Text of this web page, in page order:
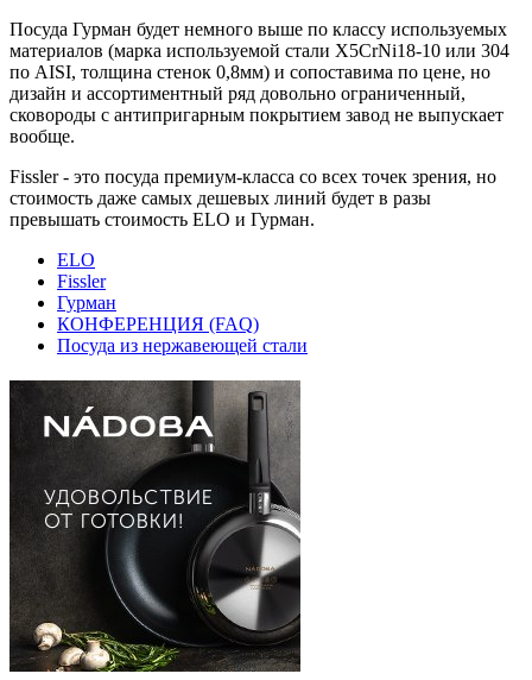
Посуда Гурман будет немного выше по классу используемых
материалов (марка используемой стали X5CrNi18-10 или 304
по AISI, толщина стенок 0,8мм) и сопоставима по цене, но
дизайн и ассортиментный ряд довольно ограниченный,
сковороды с антипригарным покрытием завод не выпускает
вообще.
Fissler - это посуда премиум-класса со всех точек зрения, но
стоимость даже самых дешевых линий будет в разы
превышать стоимость ELO и Гурман.
ELO
Fissler
Гурман
КОНФЕРЕНЦИЯ (FAQ)
Посуда из нержавеющей стали